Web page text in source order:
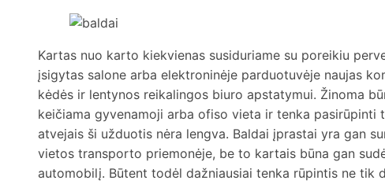
Kartas nuo karto kiekvienas susiduriame su poreikiu
įsigytas salone arba elektroninėje parduotuvėje naujas
kėdės ir lentynos reikalingos biuro apstatymui. Žinoma
keičiama gyvenamoji arba ofiso vieta ir tenka pasirūpinti
atvejais ši užduotis nėra lengva. Baldai įprastai yra gan
vietos transporto priemonėje, be to kartais būna gan
automobilį. Būtent todėl dažniausiai tenka rūpintis ne tik